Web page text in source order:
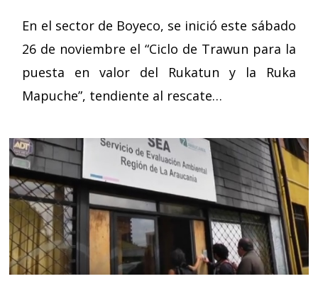
En el sector de Boyeco, se inició este sábado
26 de noviembre el “Ciclo de Trawun para la
puesta en valor del Rukatun y la Ruka
Mapuche”, tendiente al rescate…